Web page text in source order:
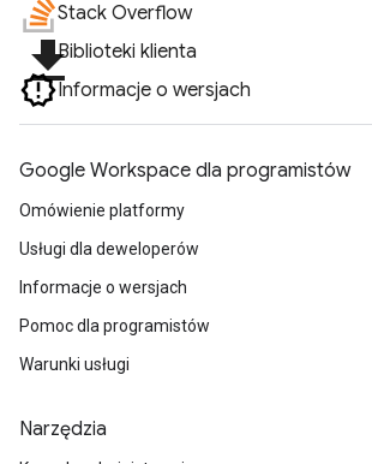
Stack Overflow
file_downloadBiblioteki klienta
Informacje o wersjach
Google Workspace dla programistów
Omówienie platformy
Usługi dla deweloperów
Informacje o wersjach
Pomoc dla programistów
Warunki usługi
Narzędzia